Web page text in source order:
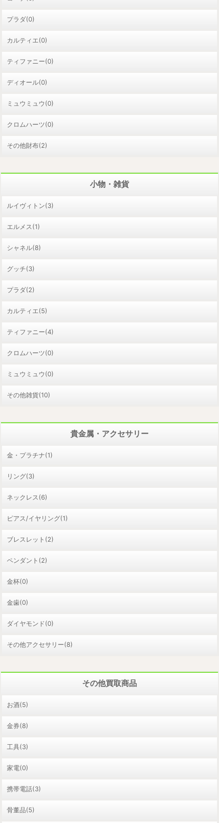
プラダ(0)
カルティエ(0)
ティファニー(0)
ディオール(0)
ミュウミュウ(0)
クロムハーツ(0)
その他財布(2)
小物・雑貨
ルイヴィトン(3)
エルメス(1)
シャネル(8)
グッチ(3)
プラダ(2)
カルティエ(5)
ティファニー(4)
クロムハーツ(0)
ミュウミュウ(0)
その他雑貨(10)
貴金属・アクセサリー
金・プラチナ(1)
リング(3)
ネックレス(6)
ピアス/イヤリング(1)
ブレスレット(2)
ペンダント(2)
金杯(0)
金歯(0)
ダイヤモンド(0)
その他アクセサリー(8)
その他買取商品
お酒(5)
金券(8)
工具(3)
家電(0)
携帯電話(3)
骨董品(5)